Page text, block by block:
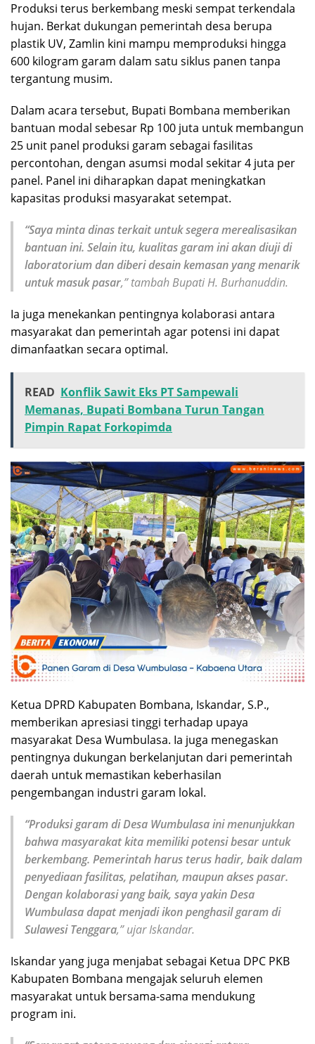
Produksi terus berkembang meski sempat terkendala
hujan. Berkat dukungan pemerintah desa berupa
plastik UV, Zamlin kini mampu memproduksi hingga
600 kilogram garam dalam satu siklus panen tanpa
tergantung musim.
Dalam acara tersebut, Bupati Bombana memberikan
bantuan modal sebesar Rp 100 juta untuk membangun
25 unit panel produksi garam sebagai fasilitas
percontohan, dengan asumsi modal sekitar 4 juta per
panel. Panel ini diharapkan dapat meningkatkan
kapasitas produksi masyarakat setempat.
“Saya minta dinas terkait untuk segera merealisasikan
bantuan ini. Selain itu, kualitas garam ini akan diuji di
laboratorium dan diberi desain kemasan yang menarik
untuk masuk pasar,” tambah Bupati H. Burhanuddin.
Ia juga menekankan pentingnya kolaborasi antara
masyarakat dan pemerintah agar potensi ini dapat
dimanfaatkan secara optimal.
READ Konflik Sawit Eks PT Sampewali
Memanas, Bupati Bombana Turun Tangan
Pimpin Rapat Forkopimda
Ketua DPRD Kabupaten Bombana, Iskandar, S.P.,
memberikan apresiasi tinggi terhadap upaya
masyarakat Desa Wumbulasa. Ia juga menegaskan
pentingnya dukungan berkelanjutan dari pemerintah
daerah untuk memastikan keberhasilan
pengembangan industri garam lokal.
“Produksi garam di Desa Wumbulasa ini menunjukkan
bahwa masyarakat kita memiliki potensi besar untuk
berkembang. Pemerintah harus terus hadir, baik dalam
penyediaan fasilitas, pelatihan, maupun akses pasar.
Dengan kolaborasi yang baik, saya yakin Desa
Wumbulasa dapat menjadi ikon penghasil garam di
Sulawesi Tenggara,” ujar Iskandar.
Iskandar yang juga menjabat sebagai Ketua DPC PKB
Kabupaten Bombana mengajak seluruh elemen
masyarakat untuk bersama-sama mendukung
program ini.